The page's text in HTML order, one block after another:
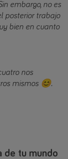
embargo, no es
posterior trabajo
bien en cuanto
nos
mismos 😊.
de tu mundo